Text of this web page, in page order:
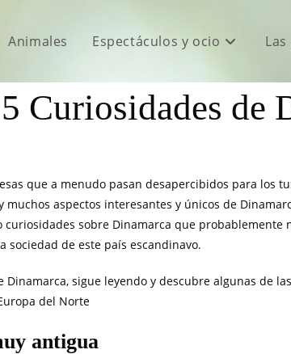
Animales Espectáculos y ocio
5 Curiosidades de
que a menudo pasan desapercibidos para los
aspectos interesantes y únicos de
sobre Dinamarca que probablemente
de este país escandinavo.
sigue leyendo y descubre algunas de
del Norte
antigua